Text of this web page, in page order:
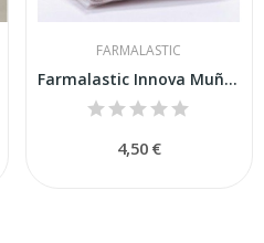
FARMALASTIC
Farmalastic Innova Muñequera Velcro Beige Talla...
4,50 €